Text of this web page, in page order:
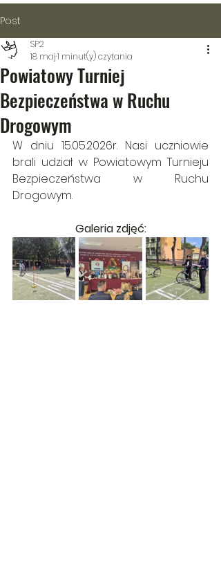
Post
Powiatowy Turniej
Bezpieczeństwa w Ruchu
Drogowym
SP2
18 maj1 minut(y) czytania
W dniu 15.05.2026r. Nasi uczniowie
brali udział w Powiatowym Turnieju
Bezpieczeństwa w Ruchu
Drogowym.
Galeria zdjęć: